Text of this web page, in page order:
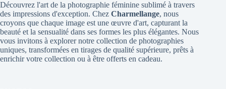
Découvrez l'art de la photographie féminine sublimé à travers
des impressions d'exception. Chez Charmellange, nous
croyons que chaque image est une œuvre d'art, capturant la
beauté et la sensualité dans ses formes les plus élégantes. Nous
vous invitons à explorer notre collection de photographies
uniques, transformées en tirages de qualité supérieure, prêts à
enrichir votre collection ou à être offerts en cadeau.